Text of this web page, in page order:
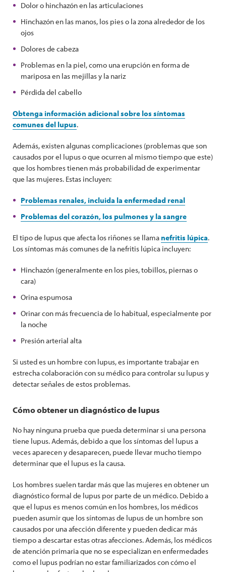
Dolor o hinchazón en las articulaciones
Hinchazón en las manos, los pies o la zona alrededor de los
ojos
Dolores de cabeza
Problemas en la piel, como una erupción en forma de
mariposa en las mejillas y la nariz
Pérdida del cabello
Obtenga información adicional sobre los síntomas
comunes del lupus.
Además, existen algunas complicaciones (problemas que son
causados por el lupus o que ocurren al mismo tiempo que este)
que los hombres tienen más probabilidad de experimentar
que las mujeres. Estas incluyen:
Problemas renales, incluida la enfermedad renal
Problemas del corazón, los pulmones y la sangre
El tipo de lupus que afecta los riñones se llamanefritis lúpica.
Los síntomas más comunes de la nefritis lúpica incluyen:
Hinchazón (generalmente en los pies, tobillos, piernas o
cara)
Orina espumosa
Orinar con más frecuencia de lo habitual, especialmente por
la noche
Presión arterial alta
Si usted es un hombre con lupus, es importante trabajar en
estrecha colaboración con su médico para controlar su lupus y
detectar señales de estos problemas.
Cómo obtener un diagnóstico de lupus
No hay ninguna prueba que pueda determinar si una persona
tiene lupus. Además, debido a que los síntomas del lupus a
veces aparecen y desaparecen, puede llevar mucho tiempo
determinar que el lupus es la causa.
Los hombres suelen tardar más que las mujeres en obtener un
diagnóstico formal de lupus por parte de un médico. Debido a
que el lupus es menos común en los hombres, los médicos
pueden asumir que los síntomas de lupus de un hombre son
causados por una afección diferente y pueden dedicar más
tiempo a descartar estas otras afecciones. Además, los médicos
de atención primaria que no se especializan en enfermedades
como el lupus podrían no estar familiarizados con cómo el